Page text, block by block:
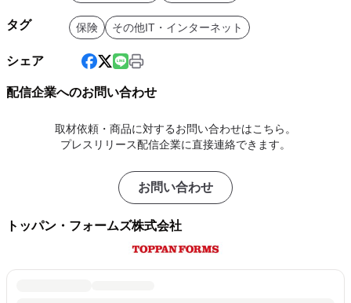
タグ 保険 その他IT・インターネット
シェア
配信企業へのお問い合わせ
取材依頼・商品に対するお問い合わせはこちら。
プレスリリース配信企業に直接連絡できます。
お問い合わせ
トッパン・フォームズ株式会社